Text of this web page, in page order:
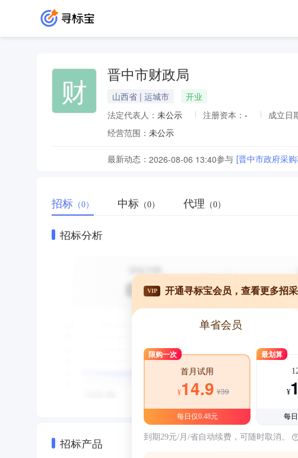
财 晋中市财政局
山西省 | 运城市
开业
法定代表人： 未公示 注册资本： - 成立日
经营范围： 未公示
最新动态： 2026-08-06 13:40参与 [晋中市政府采
招标 （0） 中标 （0） 代理 （0）
招标分析
招标产品
VIP 开通寻标宝会员，查看更多招
单省会员
限购一次
首月试用
¥14.9 ¥39
每日仅0.48元
最划算
¥
每
到期29元/月/省自动续费，可随时取消。